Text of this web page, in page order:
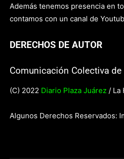
Además tenemos presencia en
contamos con un canal de
DERECHOS DE AUTOR
Comunicación Colectiva
(C) 2022 Diario Plaza Juárez / La
Algunos Derechos Reservados: